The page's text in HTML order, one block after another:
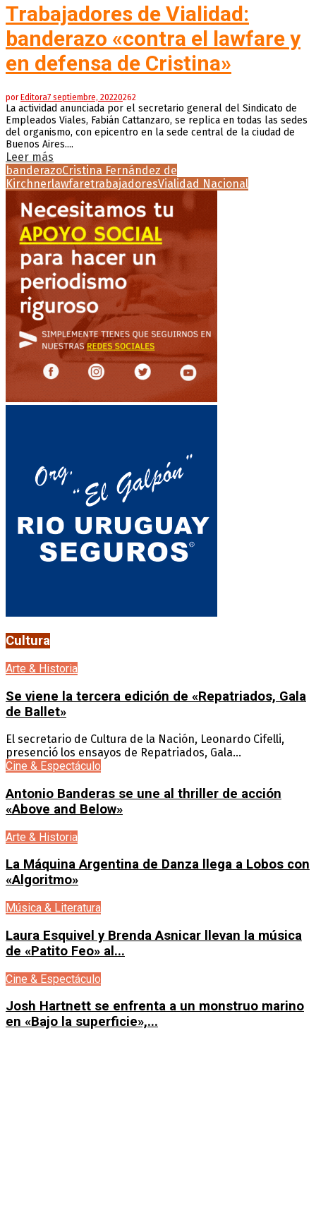
Trabajadores de Vialidad:
banderazo «contra el lawfare y
en defensa de Cristina»
por Editora7 septiembre, 20220262
La actividad anunciada por el secretario general del Sindicato de
Empleados Viales, Fabián Cattanzaro, se replica en todas las sedes
del organismo, con epicentro en la sede central de la ciudad de
Buenos Aires....
Leer más
banderazoCristina Fernández de
KirchnerlawfaretrabajadoresVialidad Nacional
Cultura
Arte & Historia
Se viene la tercera edición de «Repatriados, Gala
de Ballet»
El secretario de Cultura de la Nación, Leonardo Cifelli,
presenció los ensayos de Repatriados, Gala...
Cine & Espectáculo
Antonio Banderas se une al thriller de acción
«Above and Below»
Arte & Historia
La Máquina Argentina de Danza llega a Lobos con
«Algoritmo»
Música & Literatura
Laura Esquivel y Brenda Asnicar llevan la música
de «Patito Feo» al...
Cine & Espectáculo
Josh Hartnett se enfrenta a un monstruo marino
en «Bajo la superficie»,...